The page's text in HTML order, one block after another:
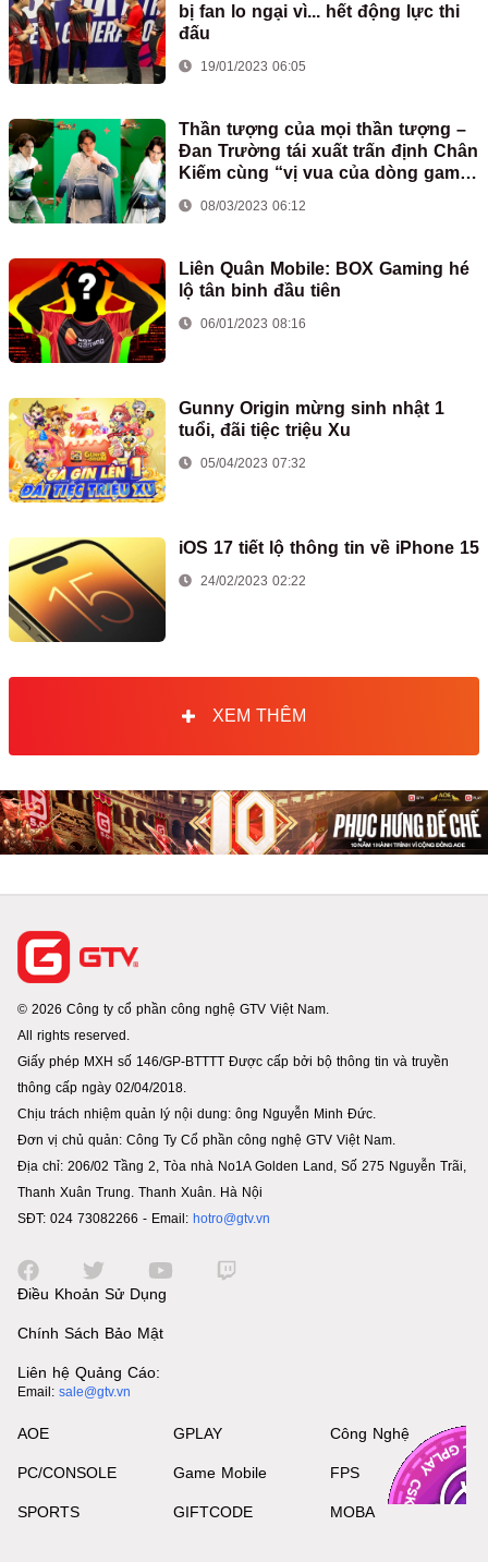
bị fan lo ngại vì... hết động lực thi
đấu
19/01/2023 06:05
Thần tượng của mọi thần tượng –
Đan Trường tái xuất trấn định Chân
Kiếm cùng “vị vua của dòng game
kiếm hiệp” – Kiếm Thế Origin
08/03/2023 06:12
Liên Quân Mobile: BOX Gaming hé
lộ tân binh đầu tiên
06/01/2023 08:16
Gunny Origin mừng sinh nhật 1
tuổi, đãi tiệc triệu Xu
05/04/2023 07:32
iOS 17 tiết lộ thông tin về iPhone 15
24/02/2023 02:22
XEM THÊM
© 2026 Công ty cổ phần công nghệ GTV Việt Nam.
All rights reserved.
Giấy phép MXH số 146/GP-BTTTT Được cấp bởi bộ thông tin và truyền
thông cấp ngày 02/04/2018.
Chịu trách nhiệm quản lý nội dung: ông Nguyễn Minh Đức.
Đơn vị chủ quản: Công Ty Cổ phần công nghệ GTV Việt Nam.
Địa chỉ: 206/02 Tầng 2, Tòa nhà No1A Golden Land, Số 275 Nguyễn Trãi,
Thanh Xuân Trung. Thanh Xuân. Hà Nội
SĐT: 024 73082266 - Email: hotro@gtv.vn
Điều Khoản Sử Dụng
Chính Sách Bảo Mật
Liên hệ Quảng Cáo:
Email: sale@gtv.vn
AOE
PC/CONSOLE
SPORTS
GPLAY
Game Mobile
GIFTCODE
Công Nghệ
FPS
MOBA